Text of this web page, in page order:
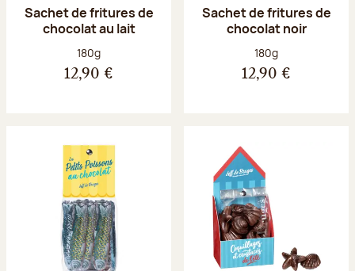
Sachet de fritures de
chocolat au lait
Poids net :
180g
12,90 €
Sachet de fritures de
chocolat noir
Poids net :
180g
12,90 €